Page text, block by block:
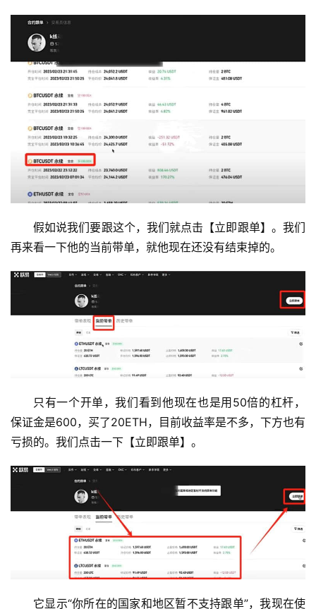
币
新
假如说我们要跟这个，我们就点击【立即跟单】。我们
再来看一下他的当前带单，就他现在还没有结束掉的。
只有一个开单，我们看到他现在也是用50倍的杠杆，
保证金是600，买了20ETH，目前收益率是不多，下方也有
亏损的。我们点击一下【立即跟单】。
它显示“你所在的国家和地区暂不支持跟单”，我现在使